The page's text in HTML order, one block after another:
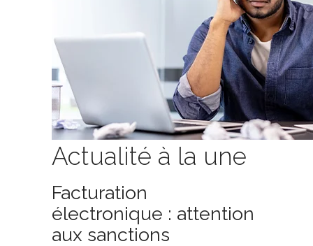
Actualité à la une
Facturation
électronique : attention
aux sanctions